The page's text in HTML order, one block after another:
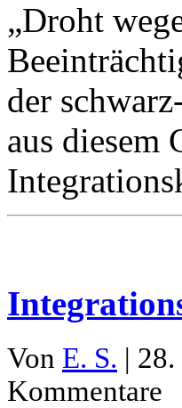
„Droht
der
aus diesem
Von E. S. |
Kommentare